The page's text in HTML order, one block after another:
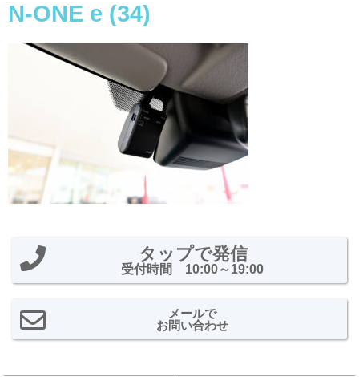
N-ONE e (34)
タップで発信
受付時間 10:00～19:00
メールで
お問い合わせ